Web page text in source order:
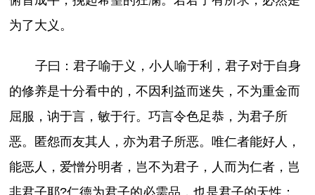
为了大义。
子曰：君子喻于义，小人喻于利，君子对于自身
的修养是十分看中的，不因利益而迷失，不为重金而
屈服，讷于言，敏于行。巧言令色足恭，为君子所
恶。匿怨而友其人，亦为君子所恶。唯仁者能好人，
能恶人，爱憎分明者，岂不为君子，人而为仁者，岂
非君子耶?仁德为君子的必需品，也是君子的天性：